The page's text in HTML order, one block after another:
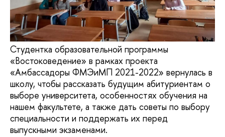
Студентка образовательной программы
«Востоковедение» в рамках проекта
«Амбассадоры ФМЭиМП 2021-2022» вернулась в
школу, чтобы рассказать будущим абитуриентам о
выборе университета, особенностях обучения на
нашем факультете, а также дать советы по выбору
специальности и поддержать их перед
выпускными экзаменами.